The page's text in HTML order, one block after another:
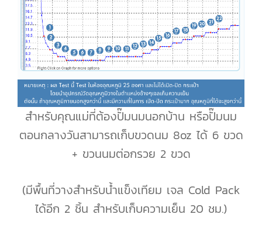
สำหรับคุณแม่ที่ต้องปั๊มนมนอกบ้าน หรือปั๊มนม
ตอนกลางวันสามารถเก็บขวดนม 8oz ได้ 6 ขวด
+ ขวนนมต่อกรวย 2 ขวด
(มีพื้นที่วางสำหรับน้ำแข็งเทียม เจล Cold Pack
ได้อีก 2 ชิ้น สำหรับเก็บความเย็น 20 ชม.)